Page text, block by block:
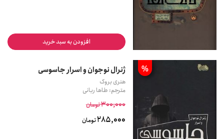
افزودن به سبد خرید
% ژنرال نوجوان و اسرار جاسوسی
هنری بروک
مترجم: طاها ربانی
300,000تومان
285,000تومان